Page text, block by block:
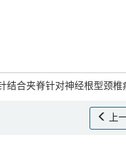
结合夹脊针对神经根型颈椎
上